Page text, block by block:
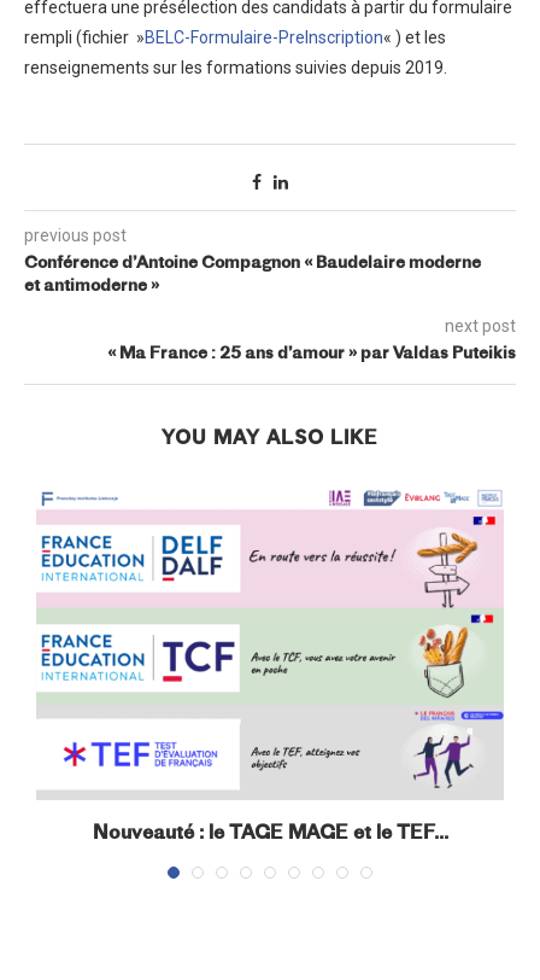
effectuera une présélection des candidats à partir du formulaire
rempli (fichier »BELC-Formulaire-PreInscription« ) et les
renseignements sur les formations suivies depuis 2019.
previous post
Conférence d’Antoine Compagnon « Baudelaire moderne
et antimoderne »
next post
« Ma France : 25 ans d’amour » par Valdas Puteikis
YOU MAY ALSO LIKE
Nouveauté : le TAGE MAGE et le TEF...